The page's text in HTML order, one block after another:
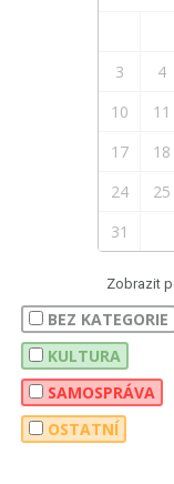
3
4
10
11
17
18
24
25
31
Zobrazit
BEZ KATEGORIE
KULTURA
SAMOSPRÁVA
OSTATNÍ